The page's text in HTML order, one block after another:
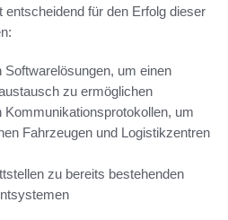
für den Erfolg dieser
Softwarelösungen, um einen
zu ermöglichen
Kommunikationsprotokollen, um
Fahrzeugen und Logistikzentren
zu bereits bestehenden